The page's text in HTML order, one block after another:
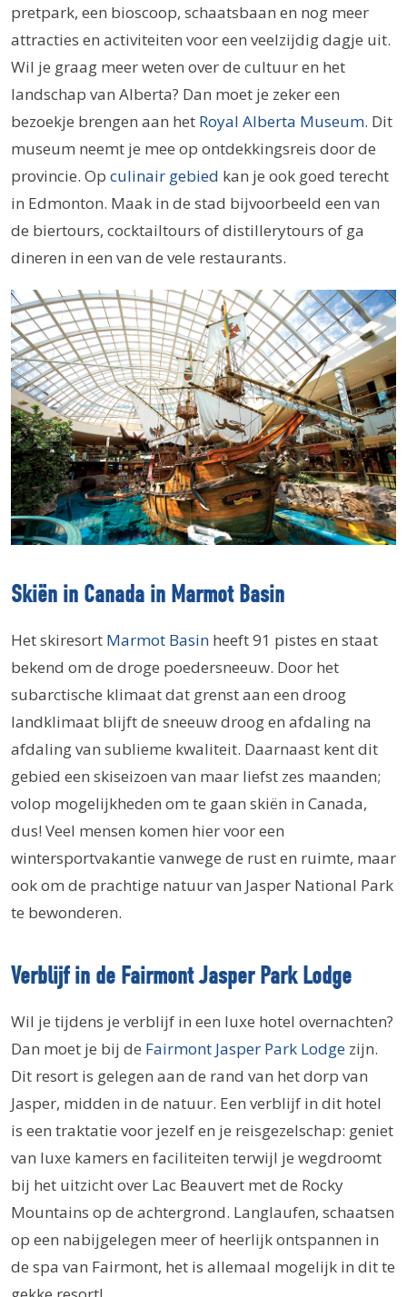
pretpark, een bioscoop, schaatsbaan en nog meer
attracties en activiteiten voor een veelzijdig dagje uit.
Wil je graag meer weten over de cultuur en het
landschap van Alberta? Dan moet je zeker een
bezoekje brengen aan het Royal Alberta Museum. Dit
museum neemt je mee op ontdekkingsreis door de
provincie. Op culinair gebied kan je ook goed terecht
in Edmonton. Maak in de stad bijvoorbeeld een van
de biertours, cocktailtours of distillerytours of ga
dineren in een van de vele restaurants.
Skiën in Canada in Marmot Basin
Het skiresort Marmot Basin heeft 91 pistes en staat
bekend om de droge poedersneeuw. Door het
subarctische klimaat dat grenst aan een droog
landklimaat blijft de sneeuw droog en afdaling na
afdaling van sublieme kwaliteit. Daarnaast kent dit
gebied een skiseizoen van maar liefst zes maanden;
volop mogelijkheden om te gaan skiën in Canada,
dus! Veel mensen komen hier voor een
wintersportvakantie vanwege de rust en ruimte, maar
ook om de prachtige natuur van Jasper National Park
te bewonderen.
Verblijf in de Fairmont Jasper Park Lodge
Wil je tijdens je verblijf in een luxe hotel overnachten?
Dan moet je bij de Fairmont Jasper Park Lodge zijn.
Dit resort is gelegen aan de rand van het dorp van
Jasper, midden in de natuur. Een verblijf in dit hotel
is een traktatie voor jezelf en je reisgezelschap: geniet
van luxe kamers en faciliteiten terwijl je wegdroomt
bij het uitzicht over Lac Beauvert met de Rocky
Mountains op de achtergrond. Langlaufen, schaatsen
op een nabijgelegen meer of heerlijk ontspannen in
de spa van Fairmont, het is allemaal mogelijk in dit te